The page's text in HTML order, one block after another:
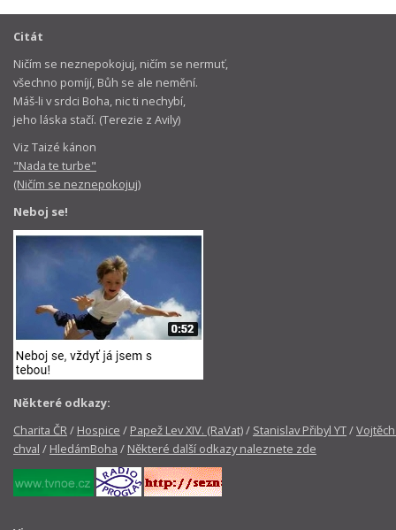
Citát
Ničím se neznepokojuj, ničím se nermuť,
všechno pomíjí, Bůh se ale nemění.
Máš-li v srdci Boha, nic ti nechybí,
jeho láska stačí. (Terezie z Avily)
Viz Taizé kánon
"Nada te turbe"
(Ničím se neznepokojuj)
Neboj se!
Některé odkazy:
Charita ČR/ Hospice / Papež Lev XIV. (RaVat)/ Stanislav Přibyl YT/
chval / HledámBoha / Některé další odkazy naleznete zde